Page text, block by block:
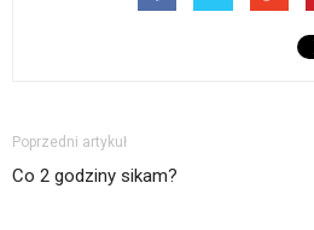
Poprzedni artykuł
Co 2 godziny sikam?